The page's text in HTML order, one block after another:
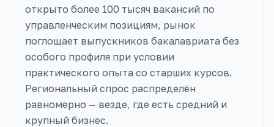
открыто более 100 тысяч вакансий по
управленческим позициям, рынок
поглощает выпускников бакалавриата без
особого профиля при условии
практического опыта со старших курсов.
Региональный спрос распределён
равномерно — везде, где есть средний и
крупный бизнес.